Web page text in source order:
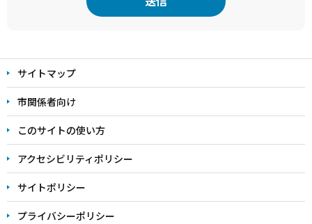
文
こ
こ
ま
で
サイトマップ
市関係者向け
このサイトの使い方
アクセシビリティポリシー
サイトポリシー
プライバシーポリシー